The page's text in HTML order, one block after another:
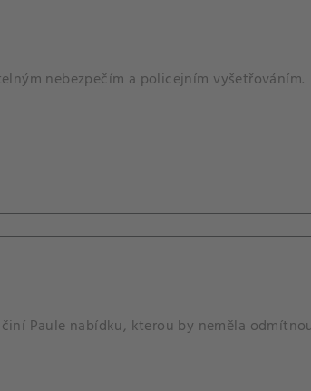
nebezpečím a policejním vyšetřováním.
Paule nabídku, kterou by neměla